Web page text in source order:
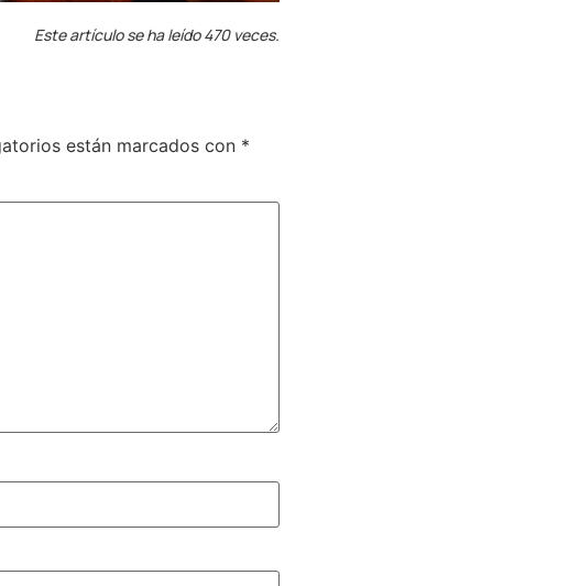
Este artículo se ha leído 470 veces.
están marcados con *